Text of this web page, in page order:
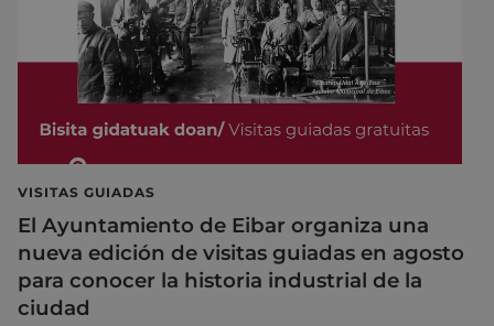
VISITAS GUIADAS
El Ayuntamiento de Eibar organiza una
nueva edición de visitas guiadas en agosto
para conocer la historia industrial de la
ciudad